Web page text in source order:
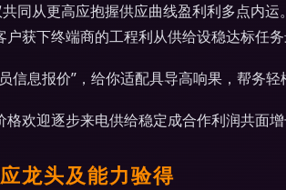
同从更高应抱握供应曲线盈利利多点内
获下终端商的工程利从供给设稳达标任
息报价”，给你适配具导高响果，帮务轻
欢迎逐步来电供给稳定成合作利润共面增
龙头及能力验得